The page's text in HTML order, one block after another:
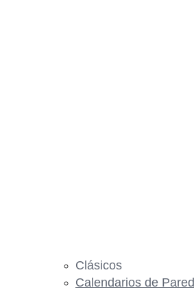
Clásicos
Calendarios de Pared